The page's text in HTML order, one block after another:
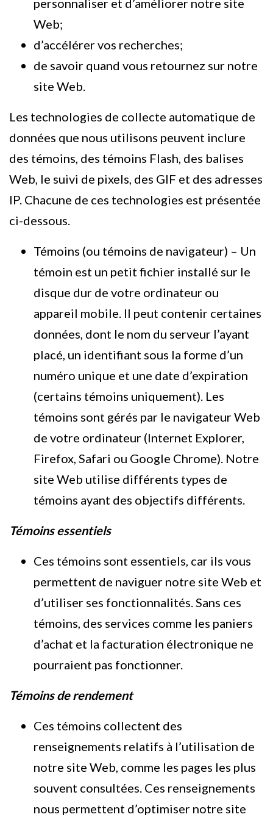
personnaliser et d’améliorer notre site
Web;
d’accélérer vos recherches;
de savoir quand vous retournez sur notre
site Web.
Les technologies de collecte automatique de
données que nous utilisons peuvent inclure
des témoins, des témoins Flash, des balises
Web, le suivi de pixels, des GIF et des adresses
IP. Chacune de ces technologies est présentée
ci-dessous.
Témoins (ou témoins de navigateur) – Un
témoin est un petit fichier installé sur le
disque dur de votre ordinateur ou
appareil mobile. Il peut contenir certaines
données, dont le nom du serveur l’ayant
placé, un identifiant sous la forme d’un
numéro unique et une date d’expiration
(certains témoins uniquement). Les
témoins sont gérés par le navigateur Web
de votre ordinateur (Internet Explorer,
Firefox, Safari ou Google Chrome). Notre
site Web utilise différents types de
témoins ayant des objectifs différents.
Témoins essentiels
Ces témoins sont essentiels, car ils vous
permettent de naviguer notre site Web et
d’utiliser ses fonctionnalités. Sans ces
témoins, des services comme les paniers
d’achat et la facturation électronique ne
pourraient pas fonctionner.
Témoins de rendement
Ces témoins collectent des
renseignements relatifs à l’utilisation de
notre site Web, comme les pages les plus
souvent consultées. Ces renseignements
nous permettent d’optimiser notre site